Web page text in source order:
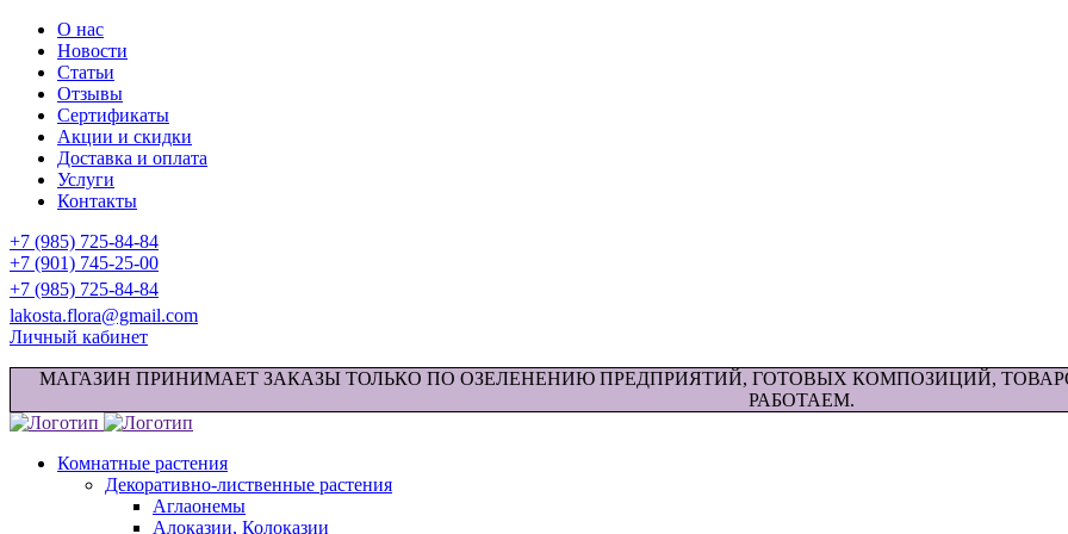
О нас
Новости
Статьи
Отзывы
Сертификаты
Акции и скидки
Доставка и оплата
Услуги
Контакты
+7 (985) 725-84-84
+7 (901) 745-25-00
+7 (985) 725-84-84
lakosta.flora@gmail.com
Личный кабинет
МАГАЗИН ПРИНИМАЕТ ЗАКАЗЫ ТОЛЬКО ПО ОЗЕЛЕНЕНИЮ ПРЕДПРИЯТИЙ, ГОТОВЫХ КОМПОЗИЦИЙ,
РАБОТАЕМ.
Комнатные растения
Декоративно-лиственные растения
Аглаонемы
Алоказии, Колоказии